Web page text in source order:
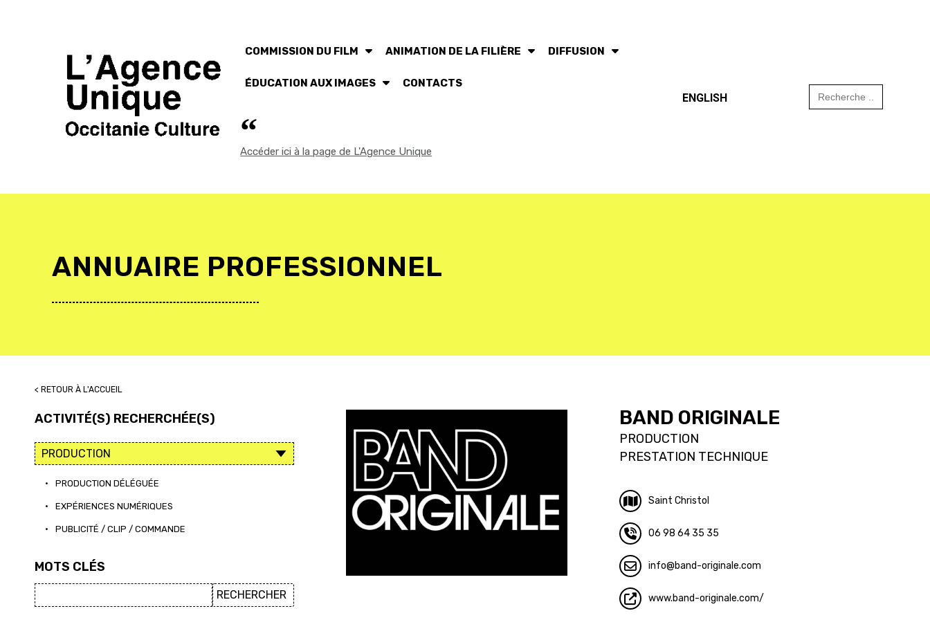
COMMISSION DU FILM ANIMATION DE LA FILIÈRE DIFFUSION
ÉDUCATION AUX IMAGES CONTACTS
Accéder ici à la page de L'Agence Unique
ENGLISH
Search
for:
ANNUAIRE PROFESSIONNEL
< RETOUR À L'ACCUEIL
ACTIVITÉ(S) RECHERCHÉE(S)
• PRODUCTION DÉLÉGUÉE
• EXPÉRIENCES NUMÉRIQUES
• PUBLICITÉ / CLIP / COMMANDE
MOTS CLÉS
BAND ORIGINALE
PRODUCTION
PRESTATION TECHNIQUE
Saint Christol
06 98 64 35 35
info band-originale.com
www.band-originale.com/